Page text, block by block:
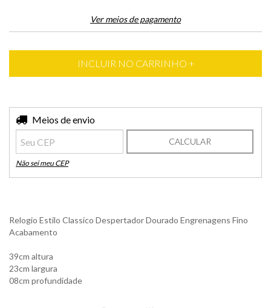
Ver meios de pagamento
Entregas para o CEP:
Meios de envio
CALCULAR
Não sei meu CEP
Relogio Estilo Classico Despertador Dourado Engrenagens Fino
Acabamento
39cm altura
23cm largura
08cm profundidade